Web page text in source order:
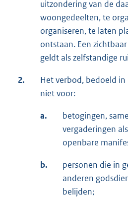
uitzondering van de
woongedeelten, te
organiseren, te laten
ontstaan. Een
geldt als zelfstandige
2.
Het verbod, bedoeld
niet voor:
a.
betogingen,
vergaderingen
openbare
b.
personen die in
anderen
belijden;